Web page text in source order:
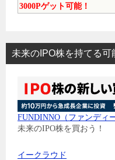
3000Pゲット可能！
未来のIPO株を持てる可
FUNDINNO（ファンディ
未来のIPO株を買おう！
イークラウド